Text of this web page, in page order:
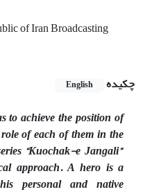
of Iran Broadcasting
چکیده
English
to achieve the position of
of each of them in the
“Kuochak-e Jangali”
approach. A hero is a
personal and native